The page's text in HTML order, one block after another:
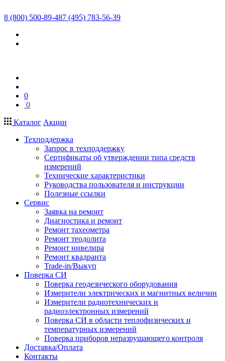
8 (800) 500-89-487 (495) 783-56-39
0
0
Каталог Акции
Техподдержка
Запрос в техподдержку
Сертификаты об утверждении типа средств
измерений
Технические характеристики
Руководства пользователя и инструкции
Полезные ссылки
Сервис
Заявка на ремонт
Диагностика и ремонт
Ремонт тахеометра
Ремонт теодолита
Ремонт нивелира
Ремонт квадранта
Trade-in/Выкуп
Поверка СИ
Поверка геодезического оборудования
Измерители электрических и магнитных величин
Измерители радиотехнических и
радиоэлектронных измерений
Поверка СИ в области теплофизических и
температурных измерений
Поверка приборов неразрушающего контроля
Доставка/Оплата
Контакты